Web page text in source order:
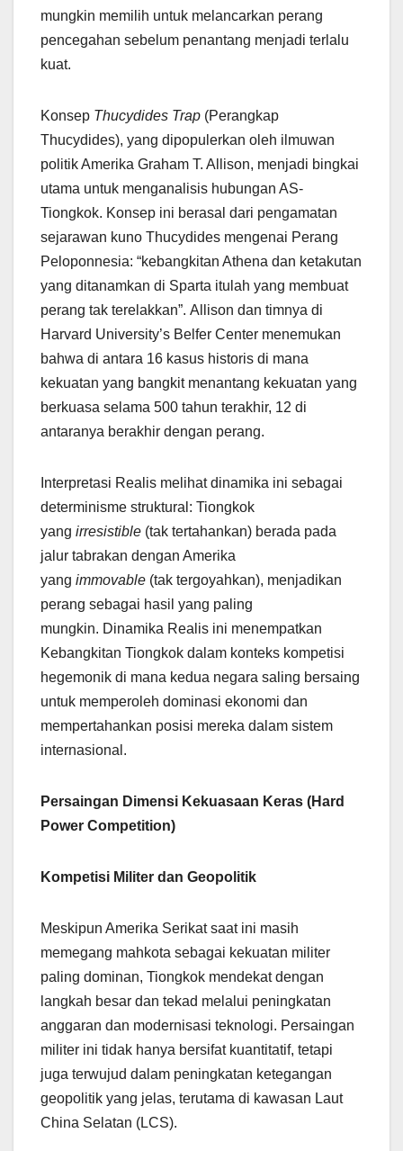
mungkin memilih untuk melancarkan perang
pencegahan sebelum penantang menjadi terlalu
kuat.
Konsep Thucydides Trap (Perangkap
Thucydides), yang dipopulerkan oleh ilmuwan
politik Amerika Graham T. Allison, menjadi bingkai
utama untuk menganalisis hubungan AS-
Tiongkok. Konsep ini berasal dari pengamatan
sejarawan kuno Thucydides mengenai Perang
Peloponnesia: “kebangkitan Athena dan ketakutan
yang ditanamkan di Sparta itulah yang membuat
perang tak terelakkan”. Allison dan timnya di
Harvard University’s Belfer Center menemukan
bahwa di antara 16 kasus historis di mana
kekuatan yang bangkit menantang kekuatan yang
berkuasa selama 500 tahun terakhir, 12 di
antaranya berakhir dengan perang.
Interpretasi Realis melihat dinamika ini sebagai
determinisme struktural: Tiongkok
yang irresistible (tak tertahankan) berada pada
jalur tabrakan dengan Amerika
yang immovable (tak tergoyahkan), menjadikan
perang sebagai hasil yang paling
mungkin. Dinamika Realis ini menempatkan
Kebangkitan Tiongkok dalam konteks kompetisi
hegemonik di mana kedua negara saling bersaing
untuk memperoleh dominasi ekonomi dan
mempertahankan posisi mereka dalam sistem
internasional.
Persaingan Dimensi Kekuasaan Keras (Hard
Power Competition)
Kompetisi Militer dan Geopolitik
Meskipun Amerika Serikat saat ini masih
memegang mahkota sebagai kekuatan militer
paling dominan, Tiongkok mendekat dengan
langkah besar dan tekad melalui peningkatan
anggaran dan modernisasi teknologi. Persaingan
militer ini tidak hanya bersifat kuantitatif, tetapi
juga terwujud dalam peningkatan ketegangan
geopolitik yang jelas, terutama di kawasan Laut
China Selatan (LCS).